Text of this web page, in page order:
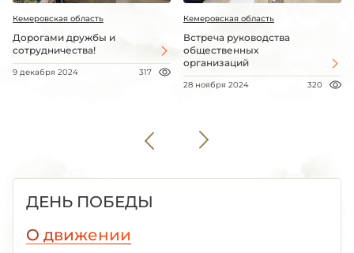
Кемеровская область
Дорогами дружбы и
сотрудничества!
9 декабря 2024 317
Кемеровская область
Встреча руководства
общественных
организаций
28 ноября 2024 320
ДЕНЬ ПОБЕДЫ
О движении